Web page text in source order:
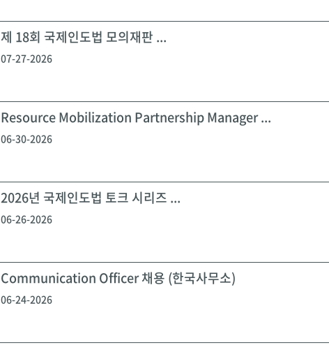
제 18회 국제인도법 모의재판 ...
07-27-2026
Resource Mobilization Partnership Manager ...
06-30-2026
2026년 국제인도법 토크 시리즈 ...
06-26-2026
Communication Officer 채용 (한국사무소)
06-24-2026